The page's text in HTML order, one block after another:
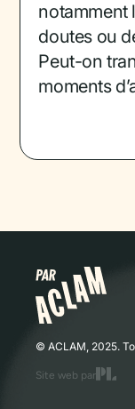
notamment
doutes ou
Peut-on
moments
© ACLAM, 2025.
Site web par